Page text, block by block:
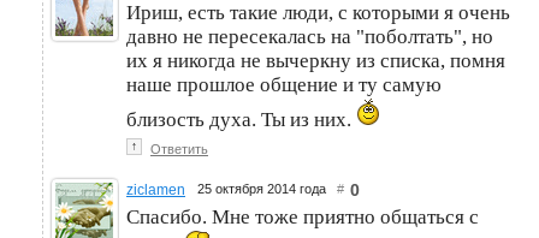
Ириш, есть такие люди, с которыми я очень
давно не пересекалась на "поболтать", но
их я никогда не вычеркну из списка, помня
наше прошлое общение и ту самую
близость духа. Ты из них.
↑ Ответить
ziclamen 25 октября 2014 года # 0
Спасибо. Мне тоже приятно общаться с